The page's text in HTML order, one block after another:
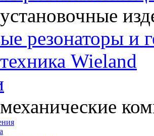
резонаторы и
Wieland